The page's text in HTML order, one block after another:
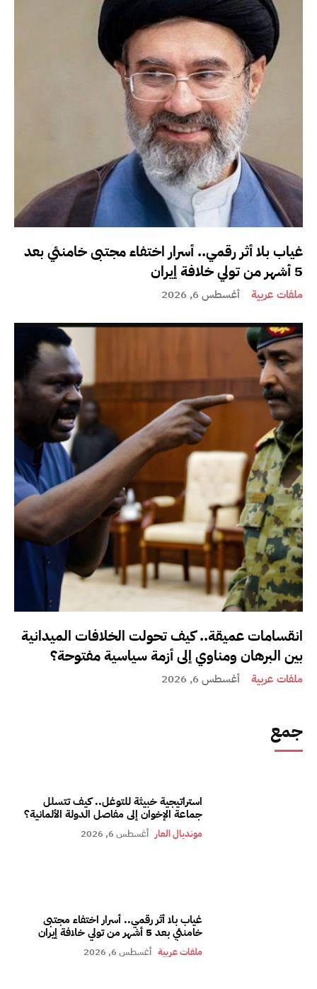
غياب بلا أثر رقمي.. أسرار اختفاء مجتبى خامنئي بعد
5 أشهر من تولي خلافة إيران
ملفات عربية أغسطس 6, 2026
انقسامات عميقة.. كيف تحولت الخلافات الميدانية
بين البرهان ومناوي إلى أزمة سياسية مفتوحة؟
ملفات عربية أغسطس 6, 2026
جمع
استراتيجية خبيثة للتوغل.. كيف تتسلل
جماعة الإخوان إلى مفاصل الدولة الألمانية؟
مونديال العار أغسطس 6, 2026
غياب بلا أثر رقمي.. أسرار اختفاء مجتبى
خامنئي بعد 5 أشهر من تولي خلافة إيران
ملفات عربية أغسطس 6, 2026